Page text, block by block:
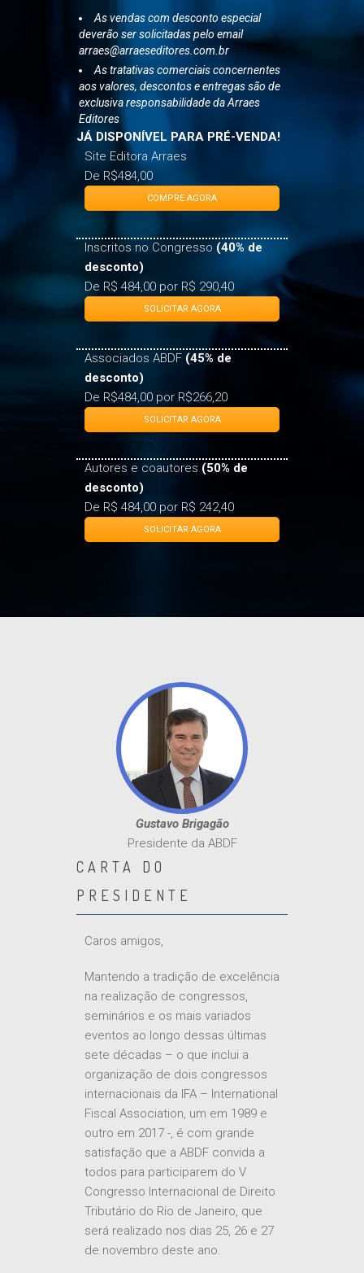
deverão ser solicitadas pelo email
arraes@arraeseditores.com.br
As tratativas comerciais concernentes
aos valores, descontos e entregas são de
exclusiva responsabilidade da Arraes
Editores
JÁ DISPONÍVEL PARA PRÉ-VENDA!
Site Editora Arraes
De R$484,00
COMPRE AGORA
desconto)
De R$ 484,00 por R$ 290,40
SOLICITAR AGORA
desconto)
De R$484,00 por R$266,20
SOLICITAR AGORA
desconto)
De R$ 484,00 por R$ 242,40
SOLICITAR AGORA
Gustavo Brigagão
Presidente da ABDF
CARTA DO
PRESIDENTE
Caros amigos,
na realização de congressos,
seminários e os mais variados
eventos ao longo dessas últimas
sete décadas – o que inclui a
organização de dois congressos
internacionais da IFA – International
Fiscal Association, um em 1989 e
outro em 2017 -, é com grande
satisfação que a ABDF convida a
todos para participarem do V
Congresso Internacional de Direito
Tributário do Rio de Janeiro, que
será realizado nos dias 25, 26 e 27
de novembro deste ano.